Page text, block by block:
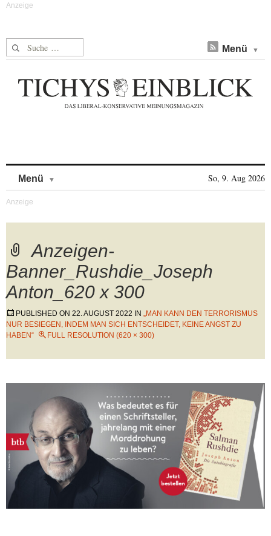
Suche nach: Menü
Menü So, 9. Aug 2026
Anzeigen-
Banner_Rushdie_Joseph
Anton_620 x 300
PUBLISHED ON 22. AUGUST 2022 IN „MAN KANN DEN TERRORISMUS
NUR BESIEGEN, INDEM MAN SICH ENTSCHEIDET, KEINE ANGST ZU
HABEN“
FULL RESOLUTION (620 × 300)